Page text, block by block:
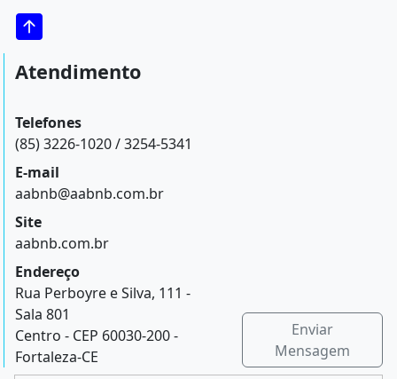
Atendimento
Telefones
(85) 3226-1020 / 3254-5341
E-mail
aabnb@aabnb.com.br
Site
aabnb.com.br
Endereço
Rua Perboyre e Silva, 111 -
Sala 801
Centro - CEP 60030-200 -
Fortaleza-CE
Enviar
Mensagem